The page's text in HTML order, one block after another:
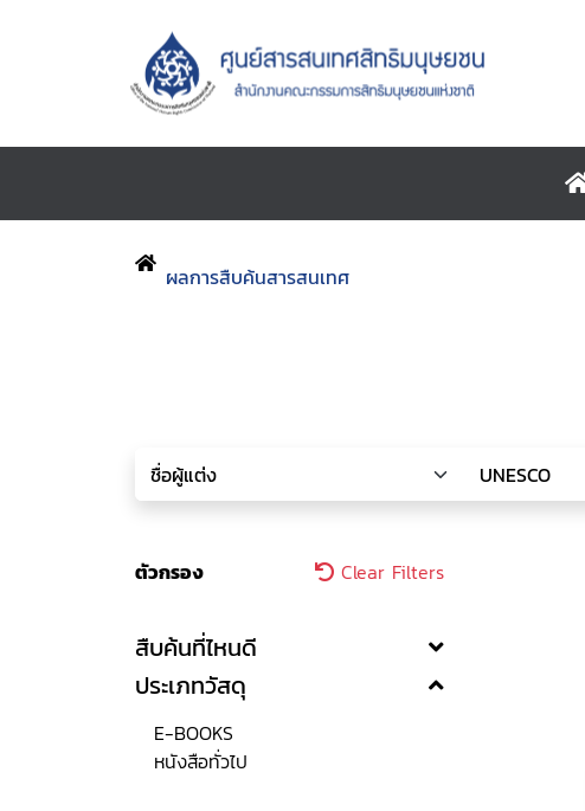
ผลการสืบค้นสารสนเทศ
ตัวกรอง Clear Filters
สืบค้นที่ไหนดี
ประเภทวัสดุ
E-BOOKS
หนังสือทั่วไป